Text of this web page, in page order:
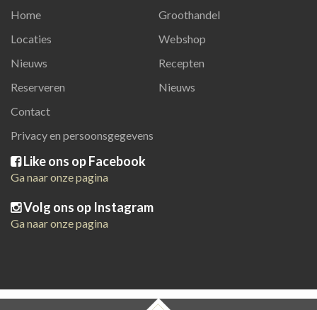
Home
Locaties
Nieuws
Reserveren
Contact
Privacy en persoonsgegevens
Groothandel
Webshop
Recepten
Nieuws
Like ons op Facebook
Ga naar onze pagina
Volg ons op Instagram
Ga naar onze pagina